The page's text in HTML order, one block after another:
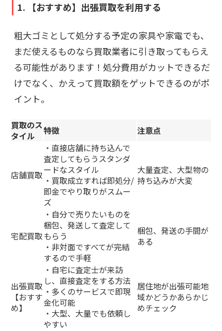
1. 【おすすめ】出張買取を利用する
粗大ゴミとして処分する予定の家具や家電でも、
まだ使えるものなら買取業者に引き取ってもらえ
る可能性があります！処分費用がカットできるだ
けでなく、かえって買取額をゲットできるのがポ
イント。
買取のス
タイル
特徴 注意点
店舗買取
・直接店舗に持ち込んで
査定してもらうスタンダ
ードなスタイル
・買取成立すれば即処分/
即金でやり取りがスムー
ズ
大量査定、大型物の
持ち込みが大変
宅配買取
・自分で売りたいものを
梱包、発送して査定して
もらう
・非対面ですべてが完結
するので手軽
梱包、発送の手間が
ある
出張買取
【おすす
め】
・自宅に査定士が来訪
し、直接査定をする方法
・多くのサービスで即現
金化可能
・大型、大量でも依頼し
やすい
居住地が出張可能地
域かどうかあらかじ
めチェック